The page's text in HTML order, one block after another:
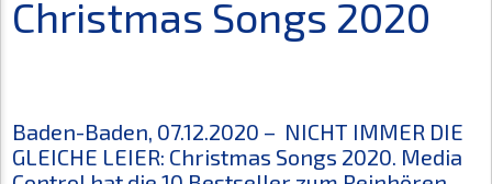
Christmas Songs 2020
Baden-Baden, 07.12.2020 – NICHT IMMER DIE
GLEICHE LEIER: Christmas Songs 2020. Media